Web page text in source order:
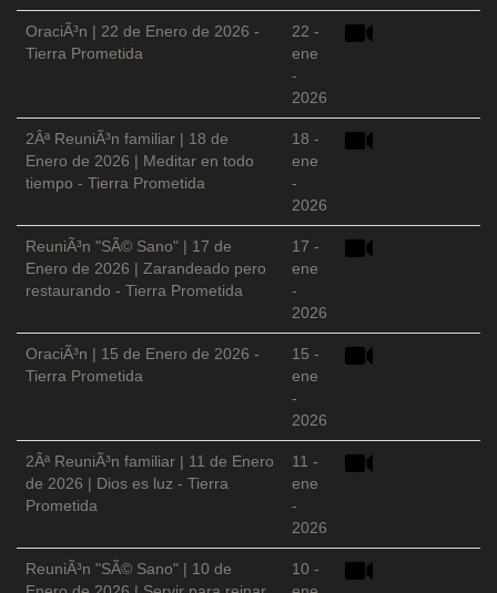
OraciÃ³n | 22 de Enero de 2026 -
Tierra Prometida
22 -
ene
-
2026
2Âª ReuniÃ³n familiar | 18 de
Enero de 2026 | Meditar en todo
tiempo - Tierra Prometida
18 -
ene
-
2026
ReuniÃ³n "SÃ© Sano" | 17 de
Enero de 2026 | Zarandeado pero
restaurando - Tierra Prometida
17 -
ene
-
2026
OraciÃ³n | 15 de Enero de 2026 -
Tierra Prometida
15 -
ene
-
2026
2Âª ReuniÃ³n familiar | 11 de Enero
de 2026 | Dios es luz - Tierra
Prometida
11 -
ene
-
2026
ReuniÃ³n "SÃ© Sano" | 10 de
10 -